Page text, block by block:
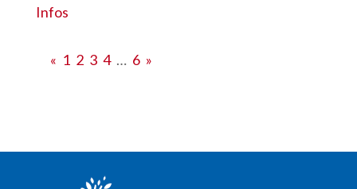
Infos
« 1 2 3 4 … 6 »